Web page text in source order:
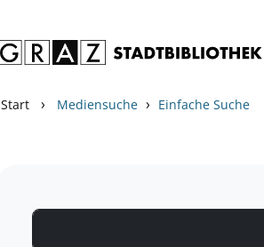
Start › Mediensuche › Einfache Suche